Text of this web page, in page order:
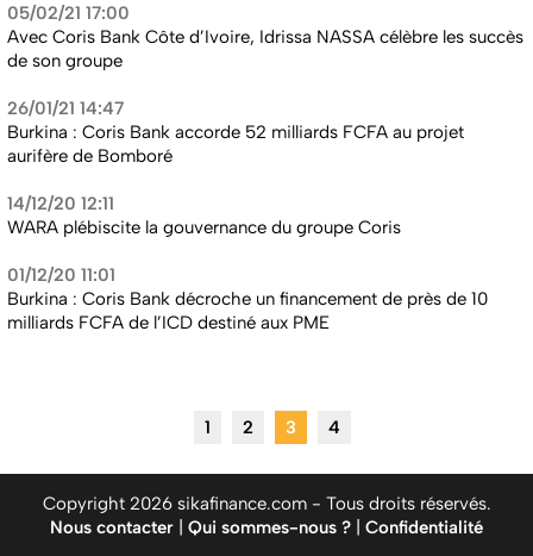
05/02/21 17:00
Avec Coris Bank Côte d’Ivoire, Idrissa NASSA célèbre les succès
de son groupe
26/01/21 14:47
Burkina : Coris Bank accorde 52 milliards FCFA au projet
aurifère de Bomboré
14/12/20 12:11
WARA plébiscite la gouvernance du groupe Coris
01/12/20 11:01
Burkina : Coris Bank décroche un financement de près de 10
milliards FCFA de l’ICD destiné aux PME
1 2 3 4
Copyright 2026 sikafinance.com - Tous droits réservés.
Nous contacter
Qui sommes-nous ? Confidentialité